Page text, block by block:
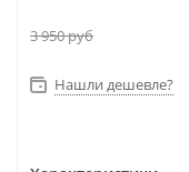
3 950руб
Нашли дешевле?